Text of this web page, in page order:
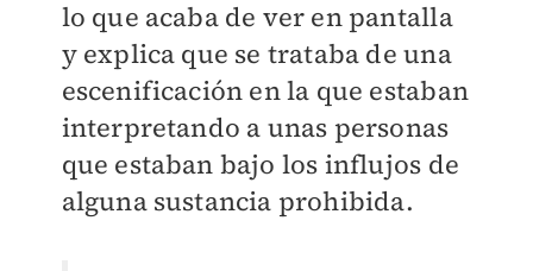
lo que acaba de ver en pantalla
y explica que se trataba de una
escenificación en la que estaban
interpretando a unas personas
que estaban bajo los influjos de
alguna sustancia prohibida.